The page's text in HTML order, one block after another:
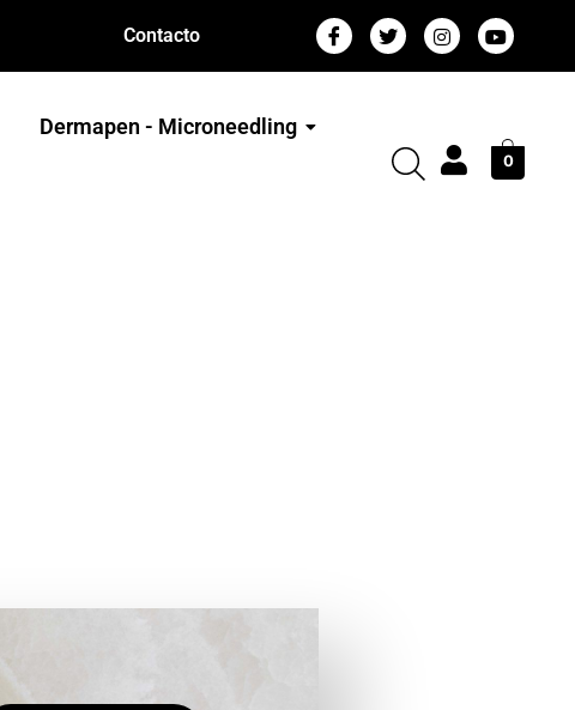
Contacto
Dermapen - Microneedling
0